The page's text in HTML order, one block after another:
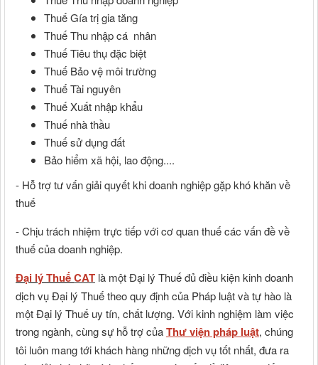
Thuế Gía trị gia tăng
Thuế Thu nhập cá nhân
Thuế Tiêu thụ đặc biệt
Thuế Bảo vệ môi trường
Thuế Tài nguyên
Thuế Xuất nhập khẩu
Thuế nhà thầu
Thuế sử dụng đất
Bảo hiểm xã hội, lao động....
- Hỗ trợ tư vấn giải quyết khi doanh nghiệp gặp khó khăn về
thuế
- Chịu trách nhiệm trực tiếp với cơ quan thuế các vấn đề về
thuế của doanh nghiệp.
Đại lý ThuếCAT là một Đại lý Thuế đủ điều kiện kinh doanh
dịch vụ Đại lý Thuế theo quy định của Pháp luật và tự hào là
một Đại lý Thuế uy tín, chất lượng. Với kinh nghiệm làm việc
trong ngành, cùng sự hỗ trợ củaThư viện pháp luật, chúng
tôi luôn mang tới khách hàng những dịch vụ tốt nhất, đưa ra